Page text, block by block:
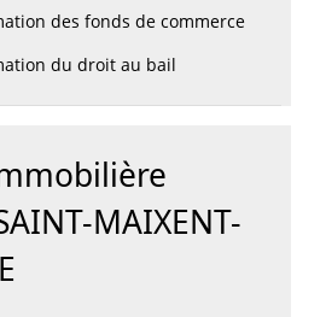
des fonds de commerce
du droit au bail
MAIXENT-